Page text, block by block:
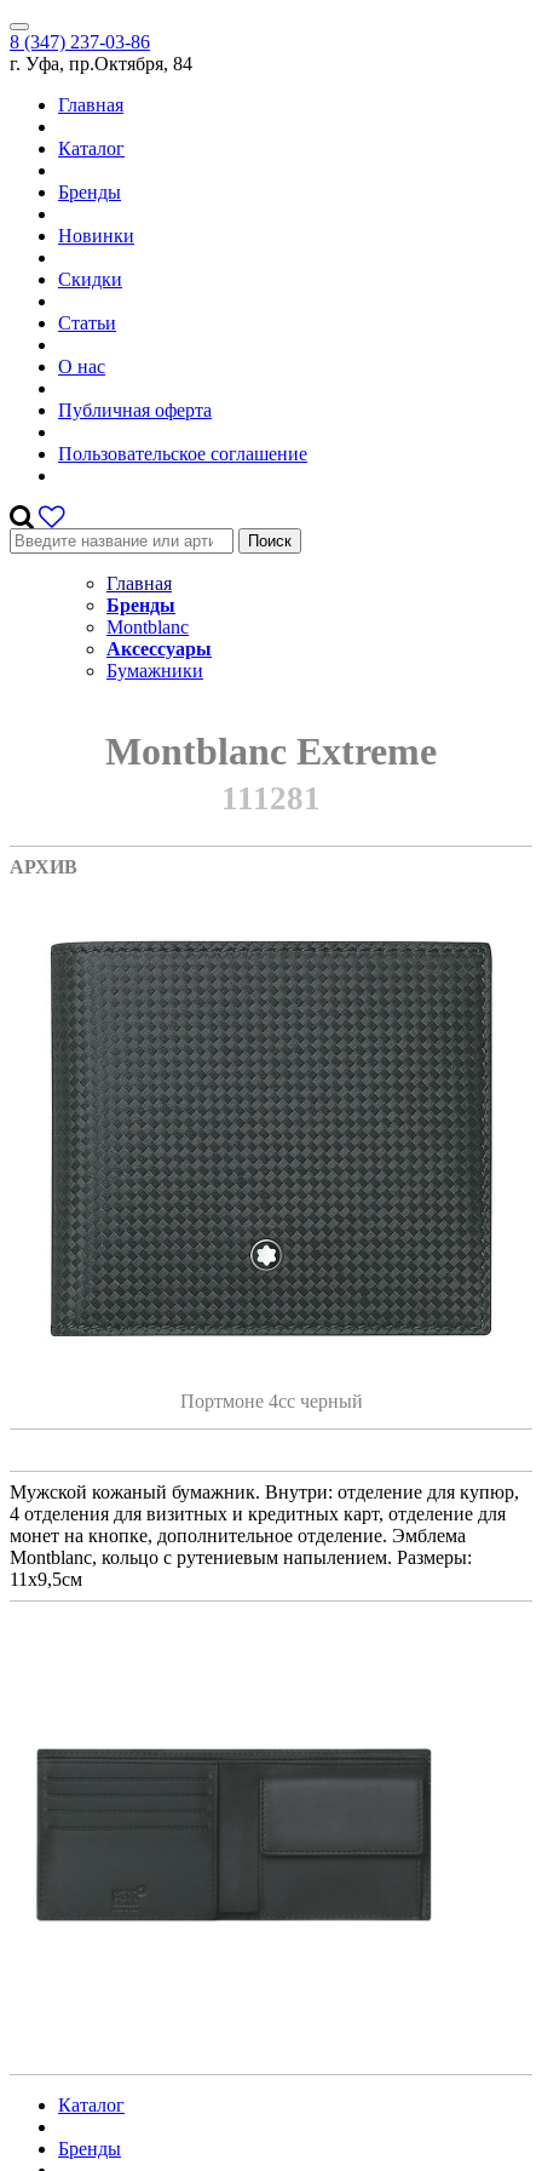
8 (347) 237-03-86
г. Уфа, пр.Октября, 84
Главная
Каталог
Бренды
Новинки
Скидки
Статьи
О нас
Публичная оферта
Пользовательское соглашение
Поиск
Главная
Бренды
Montblanc
Аксессуары
Бумажники
Montblanc Extreme
111281
АРХИВ
Портмоне 4сс черный
Мужской кожаный бумажник. Внутри: отделение для купюр,
4 отделения для визитных и кредитных карт, отделение для
монет на кнопке, дополнительное отделение. Эмблема
Montblanc, кольцо с рутениевым напылением. Размеры:
11x9,5см
Каталог
Бренды